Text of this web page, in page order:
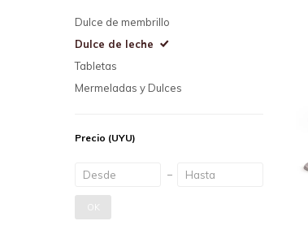
Dulce de membrillo
Dulce de leche
Tabletas
Mermeladas y Dulces
Precio (UYU)
OK